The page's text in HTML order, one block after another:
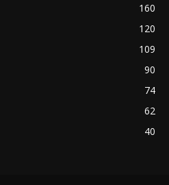
160
120
109
90
74
62
40